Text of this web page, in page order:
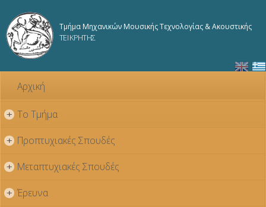
κυρίως
Τμήμα Μηχανικών Μουσικής Τεχνολογίας & Ακουστικής
ΤΕΙ ΚΡΗΤΗΣ
Αρχική
+ Το Τμήμα
+ Προπτυχιακές Σπουδές
+ Μεταπτυχιακές Σπουδές
+ Έρευνα